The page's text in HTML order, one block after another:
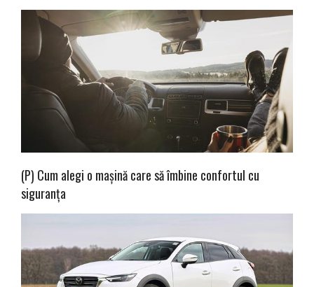
(P) Cum alegi o mașină care să îmbine confortul cu
siguranța